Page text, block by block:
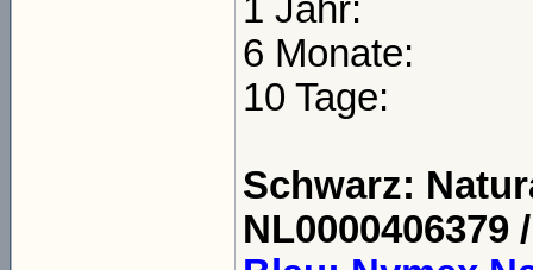
1 Jahr:
6 Monate:
10 Tage:
Schwarz:
NL0000406379